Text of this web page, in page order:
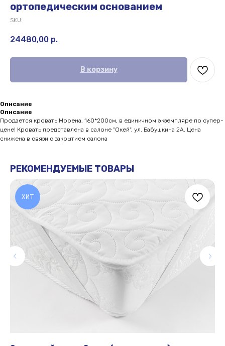
ортопедическим основанием
SKU:
24480,00 р.
В корзину
Описание
Описание
Продается кровать Морена, 160*200см, в единичном экземпляре по супер-
цене! Кровать представлена в салоне "Окей", ул. Бабушкина 2А. Цена
снижена в связи с закрытием салона
РЕКОМЕНДУЕМЫЕ ТОВАРЫ
ХИТ
ЧАСТО ЗАДАВАЕМЫЕ
ВОПРОСЫ